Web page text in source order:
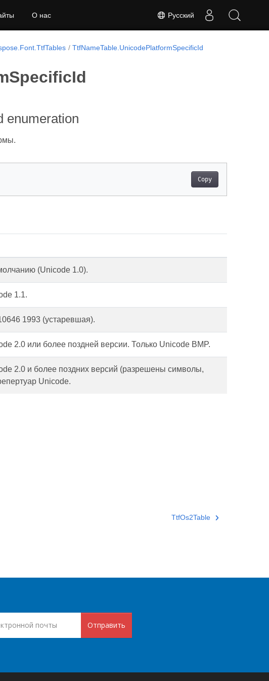
Русский
О нас
TtfNameTable.UnicodePlatformSpecificId
enumeration
Copy
(Unicode 1.0).
1.1.
1993 (устаревшая).
2.0 или более поздней версии. Только Unicode BMP.
2.0 и более поздних версий (разрешены символы,
Unicode.
TtfOs2Table
Отправить